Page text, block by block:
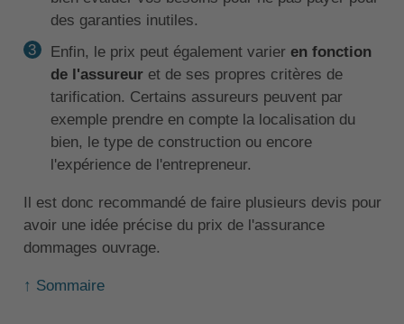
des garanties inutiles.
Enfin, le prix peut également varier en fonction
de l'assureuret de ses propres critères de
tarification. Certains assureurs peuvent par
exemple prendre en compte la localisation du
bien, le type de construction ou encore
l'expérience de l'entrepreneur.
Il est donc recommandé de faire plusieurs devis pour
avoir une idée précise du prix de l'assurance
dommages ouvrage.
↑ Sommaire